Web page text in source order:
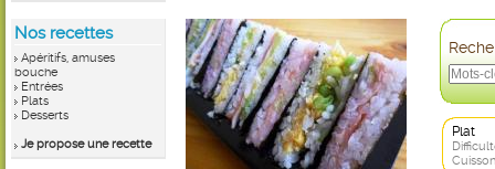
Nos recettes
Apéritifs, amuses
bouche
Entrées
Plats
Desserts
Je propose une recette
Plat